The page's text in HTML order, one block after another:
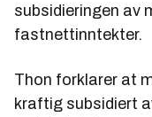
subsidieringen av
fastnettinntekter.
Thon forklarer at
kraftig subsidiert